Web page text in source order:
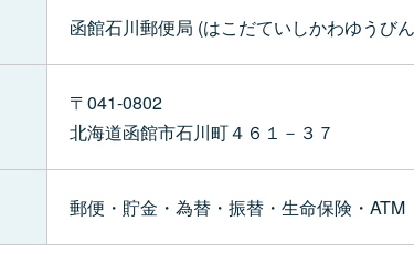
函館石川郵便局 (はこだていしかわゆうび
〒041-0802
北海道函館市石川町４６１－３７
郵便・貯金・為替・振替・生命保険・ATM